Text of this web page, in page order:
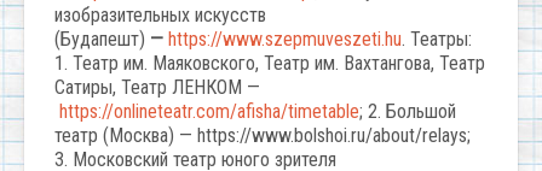
изобразительных искусств
(Будапешт) — https://www.szepmuveszeti.hu. Театры:
1. Театр им. Маяковского, Театр им. Вахтангова, Театр
Сатиры, Театр ЛЕНКОМ —
https://onlineteatr.com/afisha/timetable; 2. Большой
театр (Москва) — https://www.bolshoi.ru/about/relays;
3. Московский театр юного зрителя